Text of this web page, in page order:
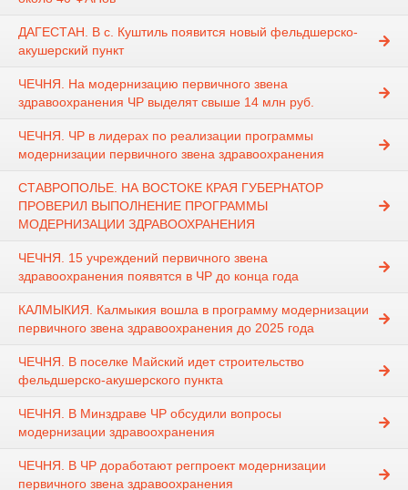
ДАГЕСТАН. В с. Куштиль появится новый фельдшерско-
акушерский пункт
ЧЕЧНЯ. На модернизацию первичного звена
здравоохранения ЧР выделят свыше 14 млн руб.
ЧЕЧНЯ. ЧР в лидерах по реализации программы
модернизации первичного звена здравоохранения
СТАВРОПОЛЬЕ. НА ВОСТОКЕ КРАЯ ГУБЕРНАТОР
ПРОВЕРИЛ ВЫПОЛНЕНИЕ ПРОГРАММЫ
МОДЕРНИЗАЦИИ ЗДРАВООХРАНЕНИЯ
ЧЕЧНЯ. 15 учреждений первичного звена
здравоохранения появятся в ЧР до конца года
КАЛМЫКИЯ. Калмыкия вошла в программу модернизации
первичного звена здравоохранения до 2025 года
ЧЕЧНЯ. В поселке Майский идет строительство
фельдшерско-акушерского пункта
ЧЕЧНЯ. В Минздраве ЧР обсудили вопросы
модернизации здравоохранения
ЧЕЧНЯ. В ЧР доработают регпроект модернизации
первичного звена здравоохранения